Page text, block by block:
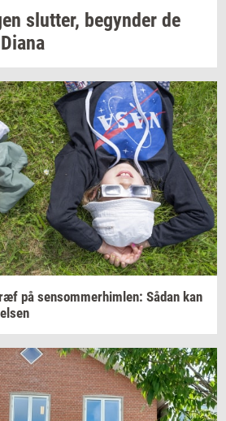
slut­ter, be­gyn­der de
på sen­som­mer­him­len: Sådan kan